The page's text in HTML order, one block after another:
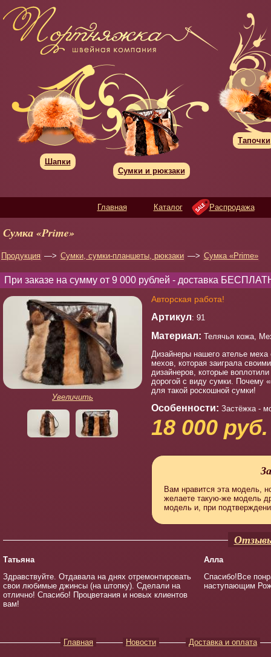
Шапки
Сумки и рюкзаки
Тапочки
Главная Каталог Распродажа
Сумка «Prime»
Продукция —> Сумки, сумки-планшеты, рюкзаки —> Сумка «Prime»
При заказе на сумму от 9 000 рублей - доставка
Увеличить
Авторская работа!
Артикул: 91
Материал: Телячья кожа,
Дизайнеры нашего ателье
мехов, которая заиграла
дизайнеров, которые
дорогой с виду сумки. Почему
для такой роскошной сумки!
Особенности: Застёжка -
18 000 руб.
Вам нравится эта модель,
желаете такую-же модель
модель и, при
Татьяна
Здравствуйте. Отдавала на днях отремонтировать
свои любимые джинсы (на штопку). Сделали на
отлично! Спасибо! Процветания и новых клиентов
вам!
Алла
Спасибо!Все
наступающим
Главная Новости Доставка и оплата